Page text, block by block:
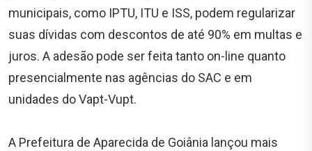
municipais, como IPTU, ITU e ISS, podem regularizar
suas dívidas com descontos de até 90% em multas e
juros. A adesão pode ser feita tanto on-line quanto
presencialmente nas agências do SAC e em
unidades do Vapt-Vupt.
A Prefeitura de Aparecida de Goiânia lançou mais